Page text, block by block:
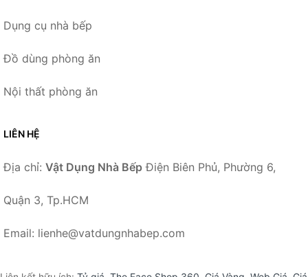
Dụng cụ nhà bếp
Đồ dùng phòng ăn
Nội thất phòng ăn
LIÊN HỆ
Địa chỉ: Vật Dụng Nhà Bếp Điện Biên Phủ, Phường 6,
Quận 3, Tp.HCM
Email: lienhe@vatdungnhabep.com